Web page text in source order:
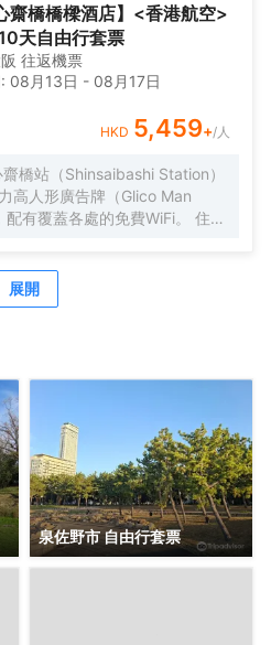
服務以及行李寄存服務。酒店
平面電視、冰箱、電熱水壺等
驚喜。下榻酒店，您還可以徜
的服務。 酒店一流的設施和高
的待遇和尊榮，您的大阪之行
年9月起開始分時段提供免費
士停車站→大阪city air樞紐站
的路線每天運行，只提供送機
齋橋橋樑酒店】<香港航空>
天自由行套票
往返機票
08月13日 - 08月17日
HKD 5,459+/人
橋站（Shinsaibashi Station）
高人形廣告牌（Glico Man
覆蓋各處的免費WiFi。 住此
吹風機的私人浴室，酒店為住
24小時前台。酒店前台提供免費
費日式拉麪和含酒精飲料的飲
帶來便捷和舒適。
展開
泉佐野市 自由行套票